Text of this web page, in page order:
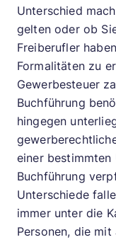
Unterschied
gelten oder ob
Freiberufler
Formalitäten zu
Gewerbesteuer
Buchführung
hingegen
einer
Buchführung
Unterschiede
immer unter die
Personen, die